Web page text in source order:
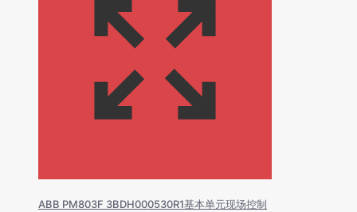
ABB PM803F 3BDH000530R1基本单元现场控制